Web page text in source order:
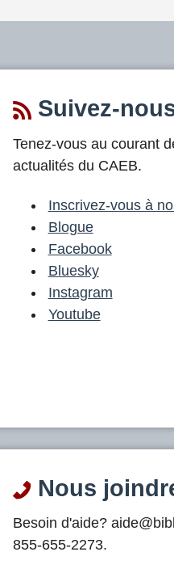
Suivez-
Tenez-vous au courant
actualités du CAEB.
Inscrivez-vous à
Blogue
Facebook
Bluesky
Instagram
Youtube
Nous
Besoin d'aide?
855-655-2273.